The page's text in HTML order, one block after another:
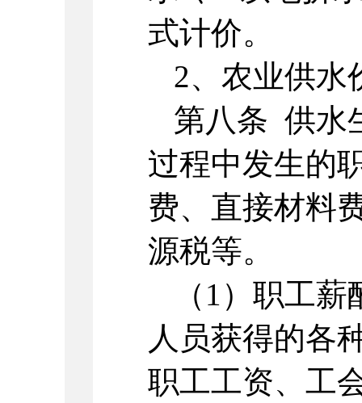
式计价。
2、农业供水
第八条 供水
过程中发生的
费、直接材料
源税等。
（1）职工
人员获得的各
职工工资、工